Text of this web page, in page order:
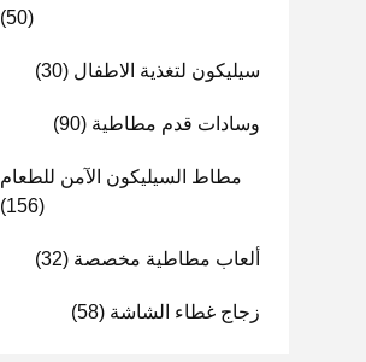
(50)
سيليكون لتغذية الاطفال (30)
وسادات قدم مطاطية (90)
مطاط السيليكون الآمن للطعام
(156)
ألعاب مطاطية مخصصة (32)
زجاج غطاء الشاشة (58)